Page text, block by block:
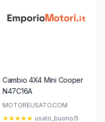
Cambio 4X4 Mini Cooper
N47C16A
MOTOREUSATO.COM
usato_buono/5